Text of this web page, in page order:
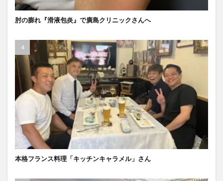
肘の膨れ『滑液包炎』で廣島クリニックさんへ
本格フランス料理「キッチンキャラメル」さん